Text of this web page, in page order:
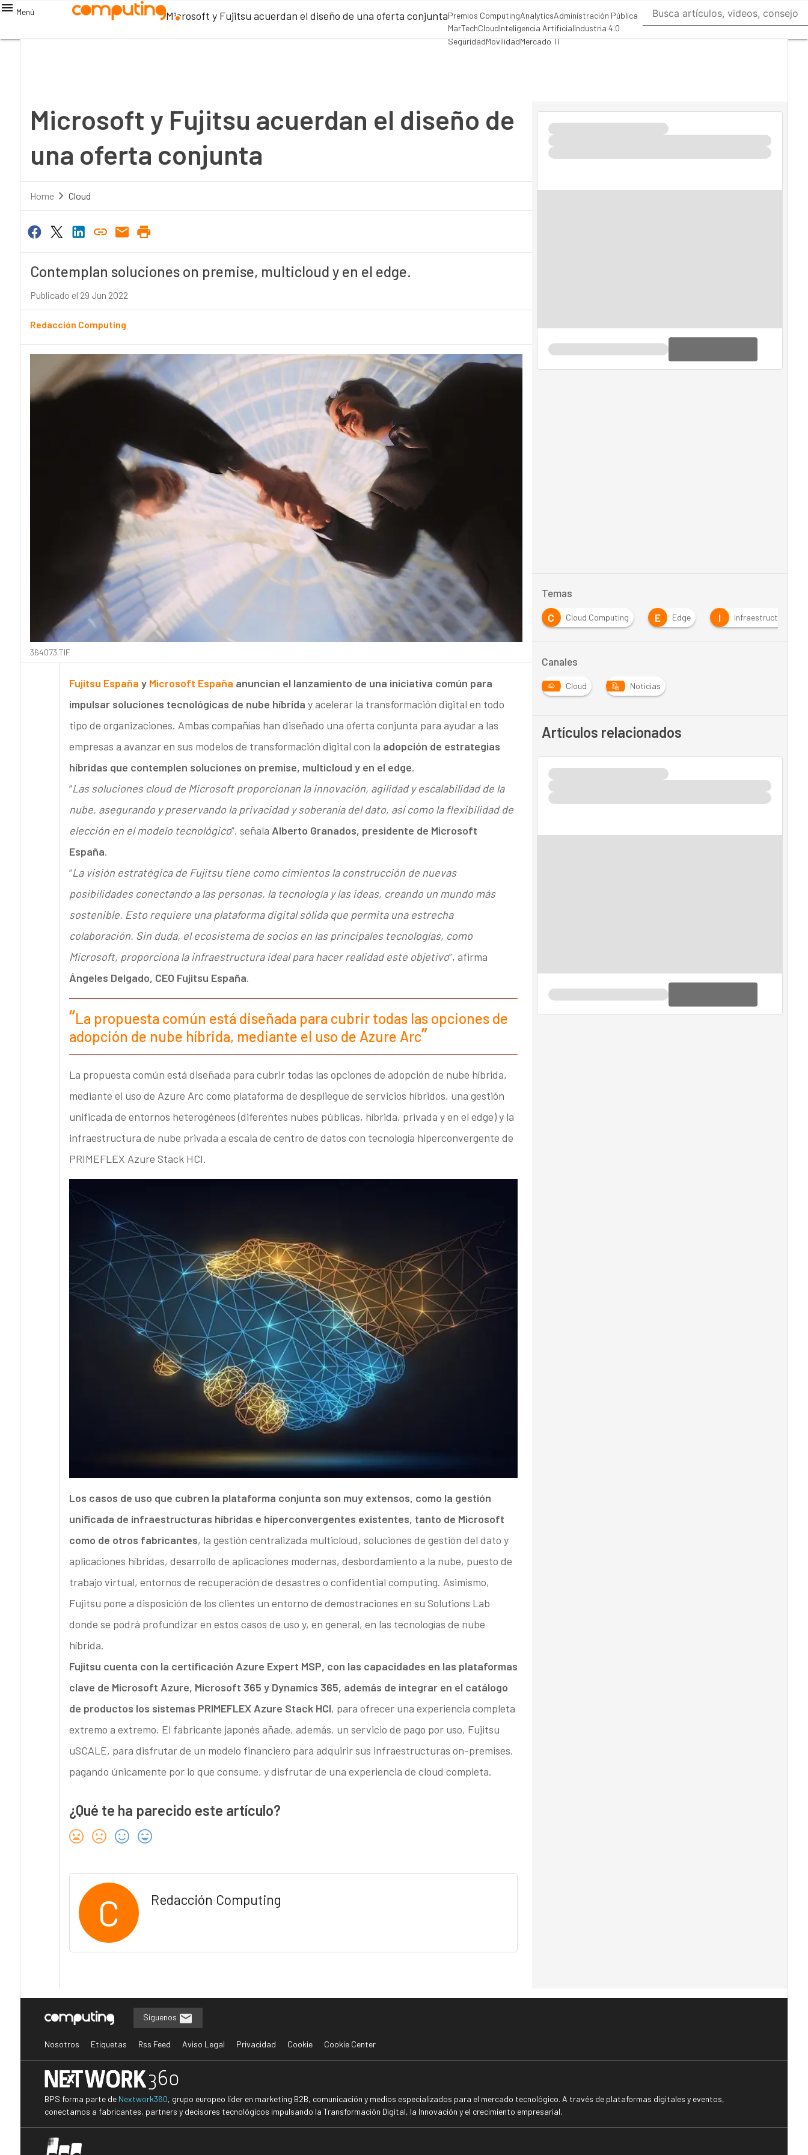
Menú Microsoft y Fujitsu acuerdan el diseño de una oferta conjuntaPremios ComputingAnalyticsAdministración Pública
MarTechCloudInteligencia ArtificialIndustria 4.0
SeguridadMovilidadMercado TI
Microsoft y Fujitsu acuerdan el diseño de
una oferta conjunta
Home Cloud
Contemplan soluciones on premise, multicloud y en el edge.
Publicado el 29 Jun 2022
Redacción Computing
364073.TIF
Fujitsu España y Microsoft España anuncian el lanzamiento de una iniciativa común para
impulsar soluciones tecnológicas de nube híbrida y acelerar la transformación digital en todo
tipo de organizaciones. Ambas compañías han diseñado una oferta conjunta para ayudar a las
empresas a avanzar en sus modelos de transformación digital con la adopción de estrategias
híbridas que contemplen soluciones on premise, multicloud y en el edge.
“Las soluciones cloud de Microsoft proporcionan la innovación, agilidad y escalabilidad de la
nube, asegurando y preservando la privacidad y soberanía del dato, así como la flexibilidad de
elección en el modelo tecnológico”, señala Alberto Granados, presidente de Microsoft
España.
“La visión estratégica de Fujitsu tiene como cimientos la construcción de nuevas
posibilidades conectando a las personas, la tecnología y las ideas, creando un mundo más
sostenible. Esto requiere una plataforma digital sólida que permita una estrecha
colaboración. Sin duda, el ecosistema de socios en las principales tecnologías, como
Microsoft, proporciona la infraestructura ideal para hacer realidad este objetivo”, afirma
Ángeles Delgado, CEO Fujitsu España.
La propuesta común está diseñada para cubrir todas las opciones de
adopción de nube híbrida, mediante el uso de Azure Arc
La propuesta común está diseñada para cubrir todas las opciones de adopción de nube híbrida,
mediante el uso de Azure Arc como plataforma de despliegue de servicios híbridos, una gestión
unificada de entornos heterogéneos (diferentes nubes públicas, híbrida, privada y en el edge) y la
infraestructura de nube privada a escala de centro de datos con tecnología hiperconvergente de
PRIMEFLEX Azure Stack HCI.
Los casos de uso que cubren la plataforma conjunta son muy extensos, como la gestión
unificada de infraestructuras híbridas e hiperconvergentes existentes, tanto de Microsoft
como de otros fabricantes, la gestión centralizada multicloud, soluciones de gestión del dato y
aplicaciones híbridas, desarrollo de aplicaciones modernas, desbordamiento a la nube, puesto de
trabajo virtual, entornos de recuperación de desastres o confidential computing. Asimismo,
Fujitsu pone a disposición de los clientes un entorno de demostraciones en su Solutions Lab
donde se podrá profundizar en estos casos de uso y, en general, en las tecnologías de nube
híbrida.
Fujitsu cuenta con la certificación Azure Expert MSP, con las capacidades en las plataformas
clave de Microsoft Azure, Microsoft 365 y Dynamics 365, además de integrar en el catálogo
de productos los sistemas PRIMEFLEX Azure Stack HCI, para ofrecer una experiencia completa
extremo a extremo. El fabricante japonés añade, además, un servicio de pago por uso, Fujitsu
uSCALE, para disfrutar de un modelo financiero para adquirir sus infraestructuras on-premises,
pagando únicamente por lo que consume, y disfrutar de una experiencia de cloud completa.
¿Qué te ha parecido este artículo?
C Redacción Computing
Temas
C
C Cloud Computing E Edge I infraestructuras
Canales
Cloud Noticias
Artículos relacionados
Síguenos
Nosotros Etiquetas Rss Feed Aviso Legal Privacidad Cookie Cookie Center
BPS forma parte de Nextwork360, grupo europeo líder en marketing B2B, comunicación y medios especializados para el mercado tecnológico. A través de plataformas digitales y eventos,
conectamos a fabricantes, partners y decisores tecnológicos impulsando la Transformación Digital, la Innovación y el crecimiento empresarial.